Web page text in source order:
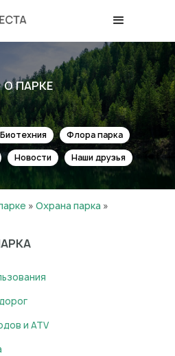
О ПАРКЕ
Биотехния
Флора парка
Новости Наши друзья
»Охрана парка »
и ATV